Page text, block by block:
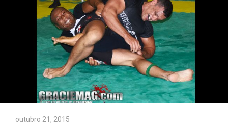
outubro 21, 2015